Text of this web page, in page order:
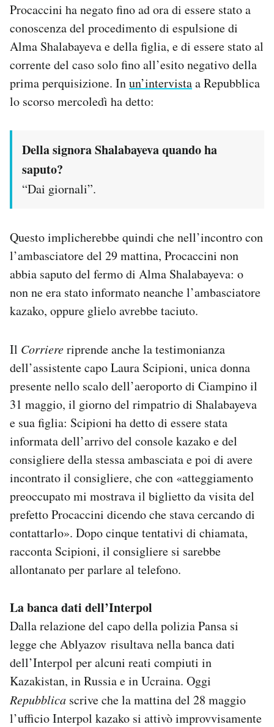
Procaccini ha negato fino ad ora di essere stato a
conoscenza del procedimento di espulsione di
Alma Shalabayeva e della figlia, e di essere stato al
corrente del caso solo fino all’esito negativo della
prima perquisizione. Inun’intervistaa Repubblica
lo scorso mercoledì ha detto:
Della signora Shalabayeva quando ha
saputo?
“Dai giornali”.
Questo implicherebbe quindi che nell’incontro con
l’ambasciatore del 29 mattina, Procaccini non
abbia saputo del fermo di Alma Shalabayeva: o
non ne era stato informato neanche l’ambasciatore
kazako, oppure glielo avrebbe taciuto.
Il Corriereriprende anche la testimonianza
dell’assistente capo Laura Scipioni, unica donna
presente nello scalo dell’aeroporto di Ciampino il
31 maggio, il giorno del rimpatrio di Shalabayeva
e sua figlia: Scipioni ha detto di essere stata
informata dell’arrivo del console kazako e del
consigliere della stessa ambasciata e poi di avere
incontrato il consigliere, che con «atteggiamento
preoccupato mi mostrava il biglietto da visita del
prefetto Procaccini dicendo che stava cercando di
contattarlo». Dopo cinque tentativi di chiamata,
racconta Scipioni, il consigliere si sarebbe
allontanato per parlare al telefono.
La banca dati dell’Interpol
Dalla relazione del capo della polizia Pansa si
legge che Ablyazov risultava nella banca dati
dell’Interpol per alcuni reati compiuti in
Kazakistan, in Russia e in Ucraina. Oggi
Repubblica scrive che la mattina del 28 maggio
l’ufficio Interpol kazako si attivò improvvisamente